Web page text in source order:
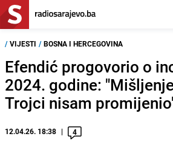
/ VIJESTI / BOSNA I HERCEGOVINA
Efendić progovorio o
2024. godine:
Trojci nisam
12.04.26. 18:38 4